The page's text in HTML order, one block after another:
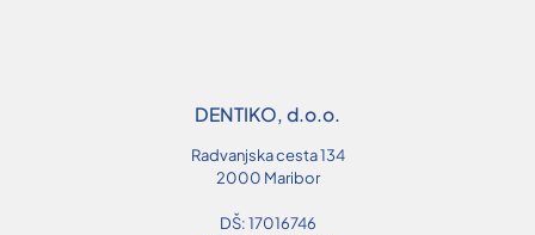
DENTIKO, d.o.o.
Radvanjska cesta 134
2000 Maribor
DŠ: 17016746